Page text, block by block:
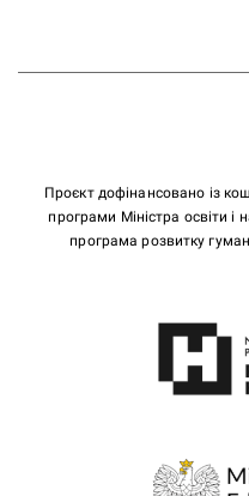
Проєкт дофінансовано із
програми Міністра освіти
програма розвитку